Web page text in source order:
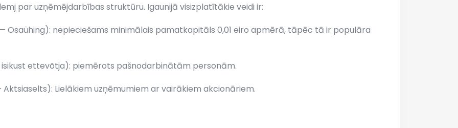
par uzņēmējdarbības struktūru. Igaunijā visizplatītākie veidi ir:
Osaühing): nepieciešams minimālais pamatkapitāls 0,01 eiro apmērā, tāpēc tā ir populāra
isikust ettevõtja): piemērots pašnodarbinātām personām.
Lielākiem uzņēmumiem ar vairākiem akcionāriem.